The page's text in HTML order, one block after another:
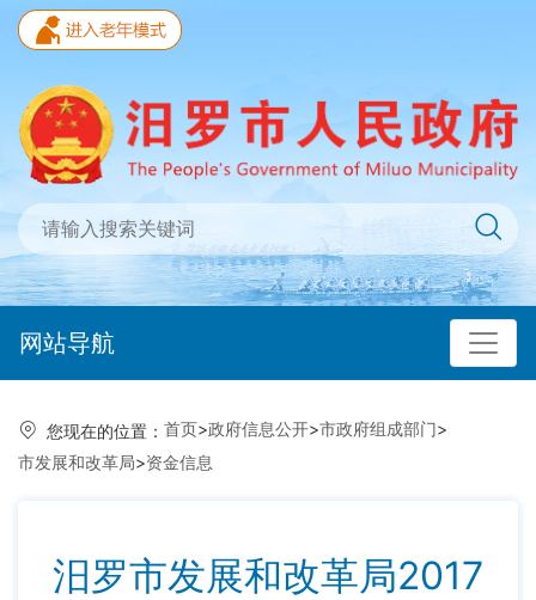
网站导航
您现在的位置： 首页>政府信息公开>市政府组成部门>
市发展和改革局>资金信息
汨罗市发展和改革局2017